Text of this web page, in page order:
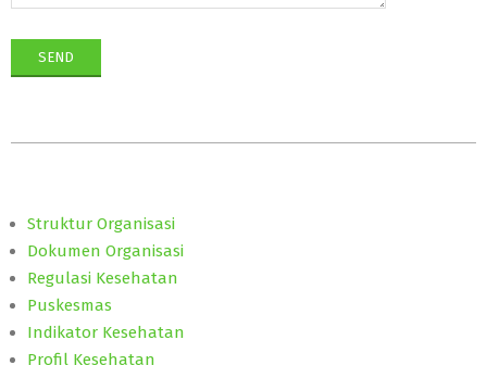
Struktur Organisasi
Dokumen Organisasi
Regulasi Kesehatan
Puskesmas
Indikator Kesehatan
Profil Kesehatan